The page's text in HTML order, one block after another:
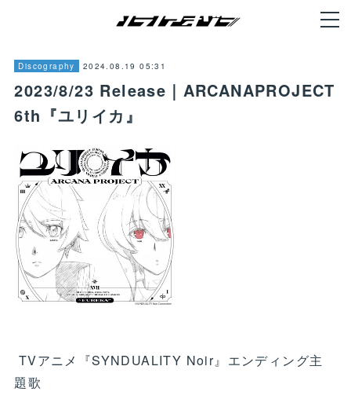
Discography 2024.08.19 05:31
2023/8/23 Release｜ARCANAPROJECT
6th『ユリイカ』
TVアニメ『SYNDUALITY Noir』エンディング主
題歌